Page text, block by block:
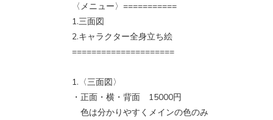
〈メニュー〉===========
1.三面図
2.キャラクター全身立ち絵
=====================
1.〈三面図〉
・正面・横・背面 15000円
色は分かりやすくメインの色のみ